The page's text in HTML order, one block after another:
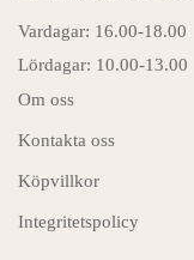
Vardagar: 16.00-18.00
Lördagar: 10.00-13.00
Om oss
Kontakta oss
Köpvillkor
Integritetspolicy